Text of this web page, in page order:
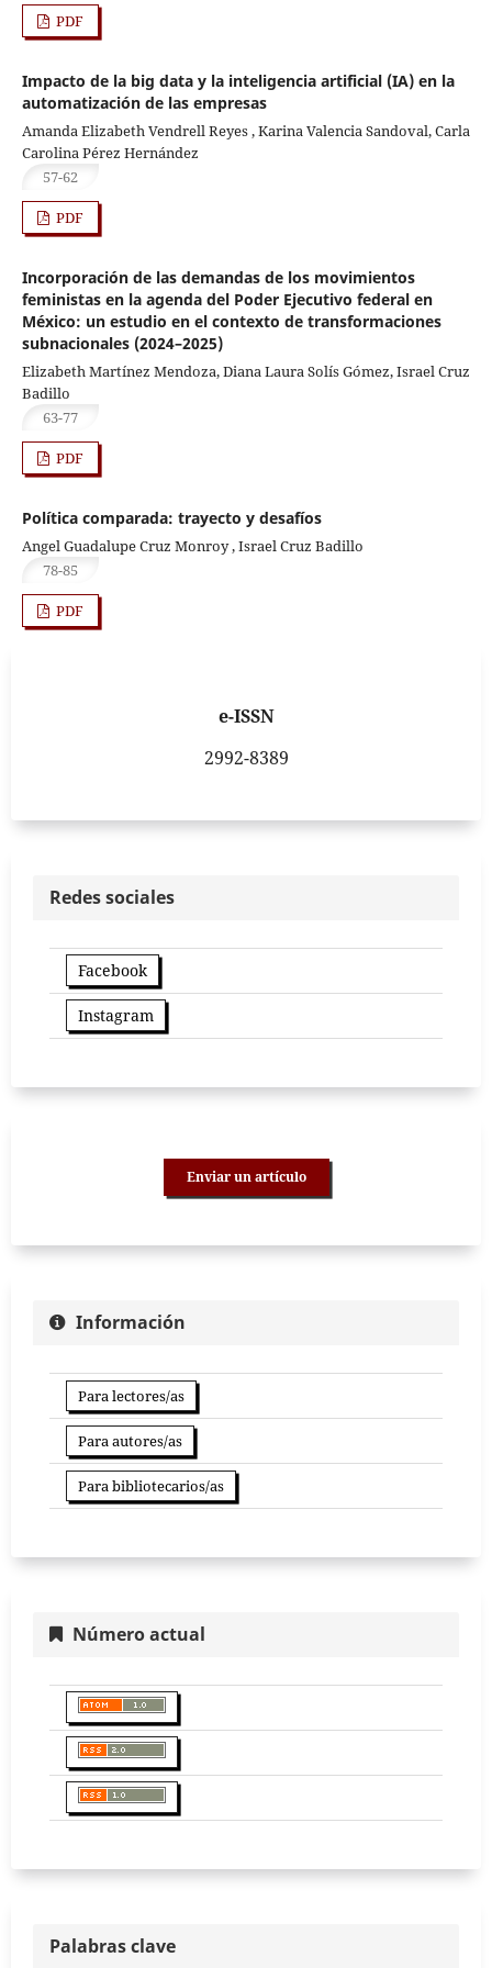
PDF
Impacto de la big data y la inteligencia artificial (IA) en la
automatización de las empresas
Amanda Elizabeth Vendrell Reyes , Karina Valencia Sandoval, Carla
Carolina Pérez Hernández
57-62
PDF
Incorporación de las demandas de los movimientos
feministas en la agenda del Poder Ejecutivo federal en
México: un estudio en el contexto de transformaciones
subnacionales (2024–2025)
Elizabeth Martínez Mendoza, Diana Laura Solís Gómez, Israel Cruz
Badillo
63-77
PDF
Política comparada: trayecto y desafíos
Angel Guadalupe Cruz Monroy , Israel Cruz Badillo
78-85
PDF
e-ISSN
2992-8389
Redes sociales
Facebook
Instagram
Enviar un artículo
Información
Para lectores/as
Para autores/as
Para bibliotecarios/as
Número actual
Palabras clave